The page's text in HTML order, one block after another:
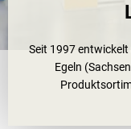
Seit 1997
Egeln